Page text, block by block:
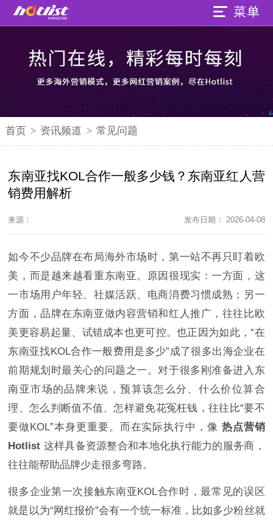
首页 > 资讯频道 > 常见问题
东南亚找KOL合作一般多少钱？东南亚红人营
销费用解析
来源： 发布日期： 2026-04-08
如今不少品牌在布局海外市场时，第一站不再只盯着欧
美，而是越来越看重东南亚。原因很现实：一方面，这
一市场用户年轻、社媒活跃、电商消费习惯成熟；另一
方面，品牌在东南亚做内容营销和红人推广，往往比欧
美更容易起量、试错成本也更可控。也正因为如此，“在
东南亚找KOL合作一般费用是多少”成了很多出海企业在
前期规划时最关心的问题之一。对于很多刚准备进入东
南亚市场的品牌来说，预算该怎么分、什么价位算合
理、怎么判断值不值、怎样避免花冤枉钱，往往比“要不
要做KOL”本身更重要。而在实际执行中，像 热点营销
Hotlist 这样具备资源整合和本地化执行能力的服务商，
往往能帮助品牌少走很多弯路。
很多企业第一次接触东南亚KOL合作时，最常见的误区
就是以为“网红报价”会有一个统一标准，比如多少粉丝就